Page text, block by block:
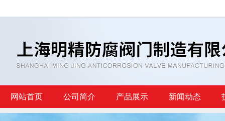
网站首页 公司简介 产品展示 新闻动态